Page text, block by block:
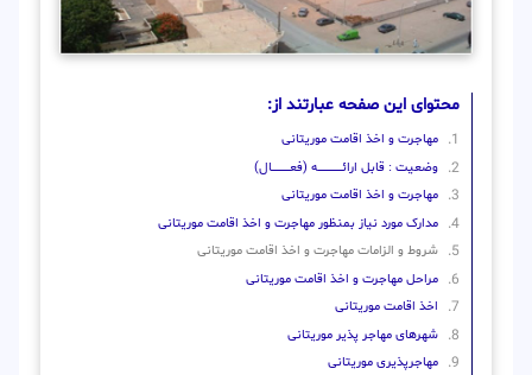
محتوای این صفحه عبارتند از:
مهاجرت و اخذ اقامت موریتانی
وضعیت : قابل ارائــــــــــــــــــــه (فعـــــــــــــــال)
مهاجرت و اخذ اقامت موریتانی
مدارک مورد نیاز بمنظور مهاجرت و اخذ اقامت موریتانی
شروط و الزامات مهاجرت و اخذ اقامت موریتانی
مراحل مهاجرت و اخذ اقامت موریتانی
اخذ اقامت موریتانی
شهرهای مهاجر پذیر موریتانی
مهاجرپذیری موریتانی